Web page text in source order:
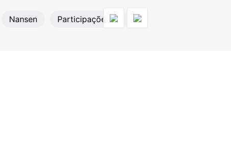
Nansen Participações Reconhecimento